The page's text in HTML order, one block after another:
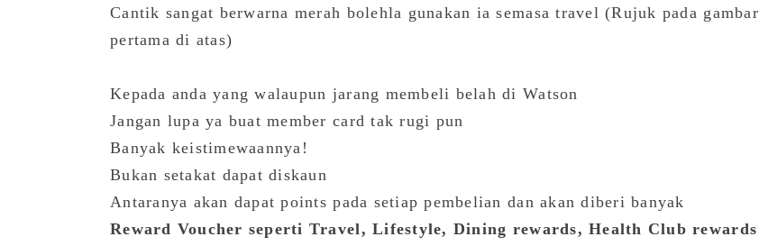
Cantik sangat berwarna merah bolehla gunakan ia semasa travel (Rujuk pada gambar
pertama di atas)
Kepada anda yang walaupun jarang membeli belah di Watson
Jangan lupa ya buat member card tak rugi pun
Banyak keistimewaannya!
Bukan setakat dapat diskaun
Antaranya akan dapat points pada setiap pembelian dan akan diberi banyak
Reward Voucher seperti Travel, Lifestyle, Dining rewards, Health Club rewards